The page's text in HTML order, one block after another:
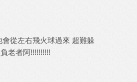
從左右飛火球過來 超難躲
老者阿!!!!!!!!!!